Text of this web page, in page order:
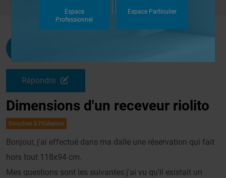
Dimensions d'un receveur riolito
Répondre
Dimensions d'un receveur riolito
Douches à l'Italienne
Bonjour, j'ai effectué dans ma dalle une réservation qui fait
hors tout 118x94 cm.
Mes questions sont les suivantes:j'ai vu qu'il existait un
Espace
Professionnel
Espace Particulier